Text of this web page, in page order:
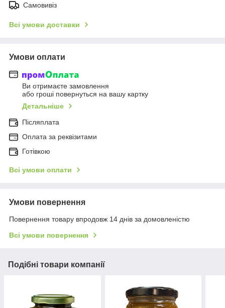
Самовивіз
Всі умови доставки
Умови оплати
Ви отримаєте замовлення
або гроші повернуться на вашу картку
Детальніше
Післяплата
Оплата за реквізитами
Готівкою
Всі умови оплати
Умови повернення
Повернення товару впродовж 14 днів за домовленістю
Всі умови повернення
Подібні товари компанії